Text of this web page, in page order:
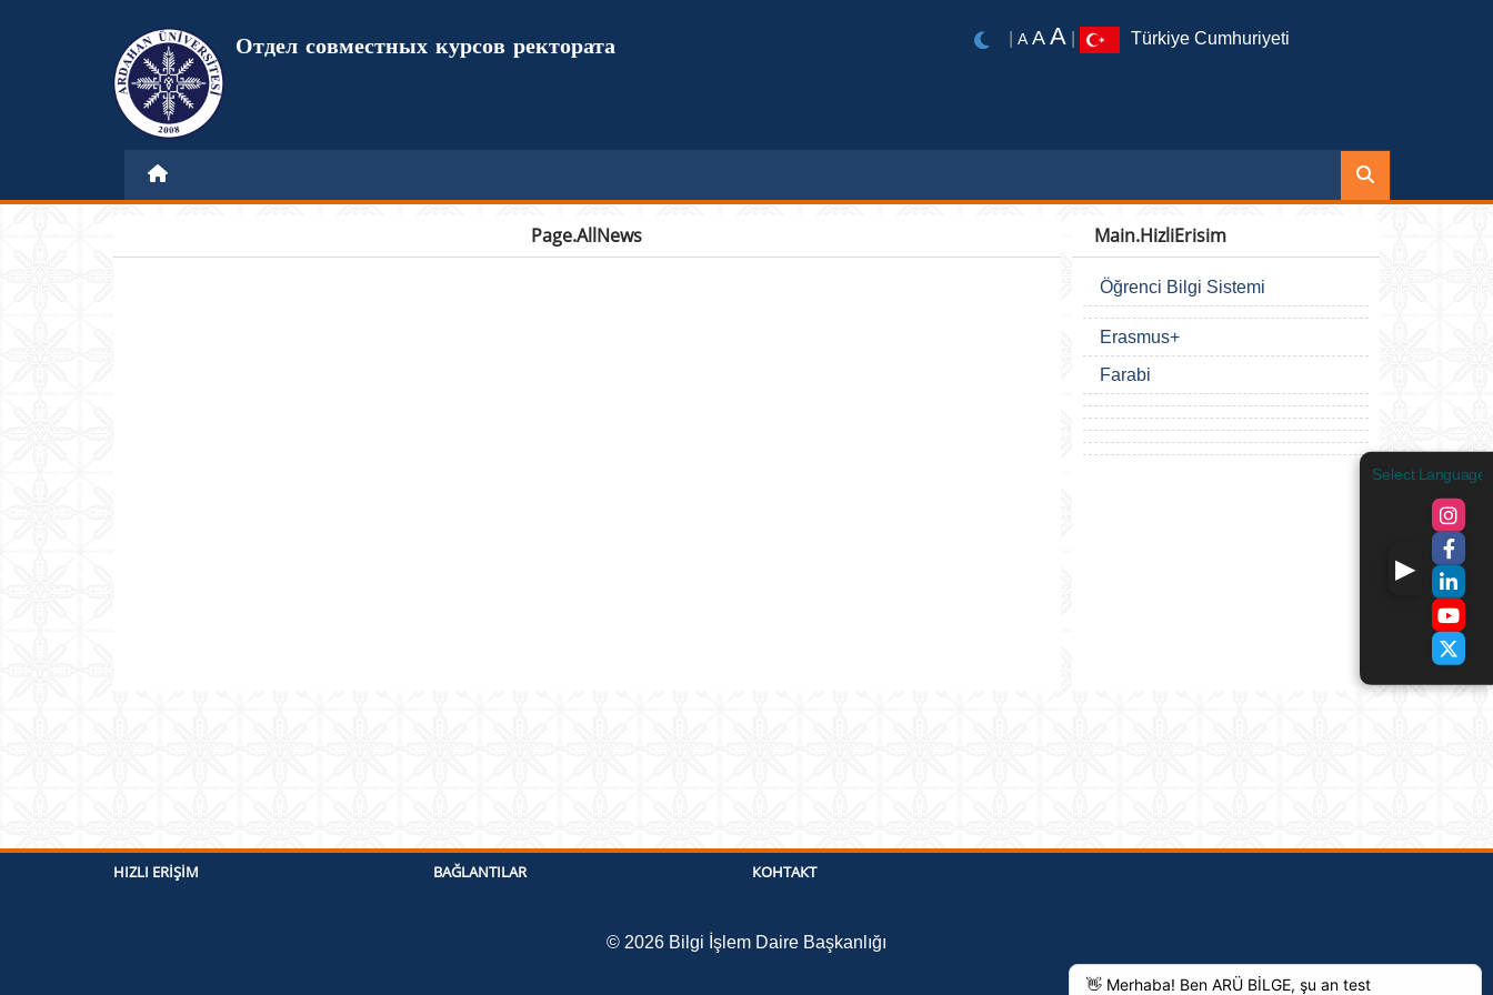
Отдел совместных курсов ректората A A A Türkiye Cumhuriyeti
Page.AllNews Main.HizliErisim
Öğrenci Bilgi Sistemi
Erasmus+
Farabi
Select Language
HIZLI ERIŞIM BAĞLANTILAR КОНТАКТ
© 2026 Bilgi İşlem Daire Başkanlığı